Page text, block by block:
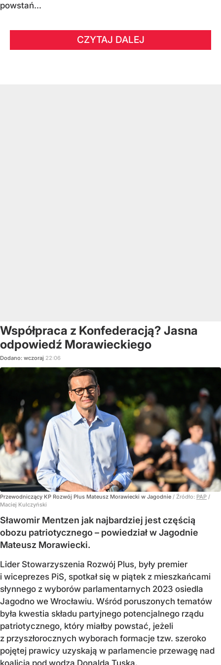
powstań...
CZYTAJ DALEJ
Współpraca z Konfederacją? Jasna
odpowiedź Morawieckiego
Dodano: wczoraj 22:06
Przewodniczący KP Rozwój Plus Mateusz Morawiecki w Jagodnie / Źródło: PAP /
Maciej Kulczyński
Sławomir Mentzen jak najbardziej jest częścią
obozu patriotycznego – powiedział w Jagodnie
Mateusz Morawiecki.
Lider Stowarzyszenia Rozwój Plus, były premier
i wiceprezes PiS, spotkał się w piątek z mieszkańcami
słynnego z wyborów parlamentarnych 2023 osiedla
Jagodno we Wrocławiu. Wśród poruszonych tematów
była kwestia składu partyjnego potencjalnego rządu
patriotycznego, który miałby powstać, jeżeli
z przyszłorocznych wyborach formacje tzw. szeroko
pojętej prawicy uzyskają w parlamencie przewagę nad